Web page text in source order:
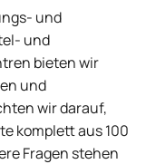
und
und
bieten wir
und
wir darauf,
komplett aus 100
Fragen stehen